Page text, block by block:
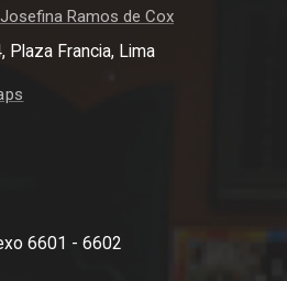
Ramos de Cox
Plaza Francia, Lima
6601 - 6602